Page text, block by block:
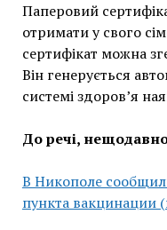
Паперовий
отримати у свого
сертифікат можна
Він генерується
системі здоров’я
До речі,
В Никополе
пункта вакцинации